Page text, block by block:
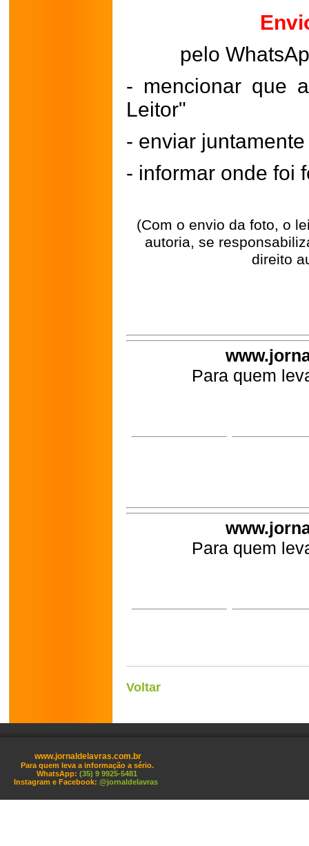
pelo
- mencionar que
Leitor"
- enviar
- informar onde foi
(Com o envio da foto, o
autoria, se
direito
Para quem
Para quem
Voltar
www.jornaldelavras.com.br
Para quem leva a informação a sério.
WhatsApp: (35) 9 9925-5481
Instagram e Facebook: @jornaldelavras